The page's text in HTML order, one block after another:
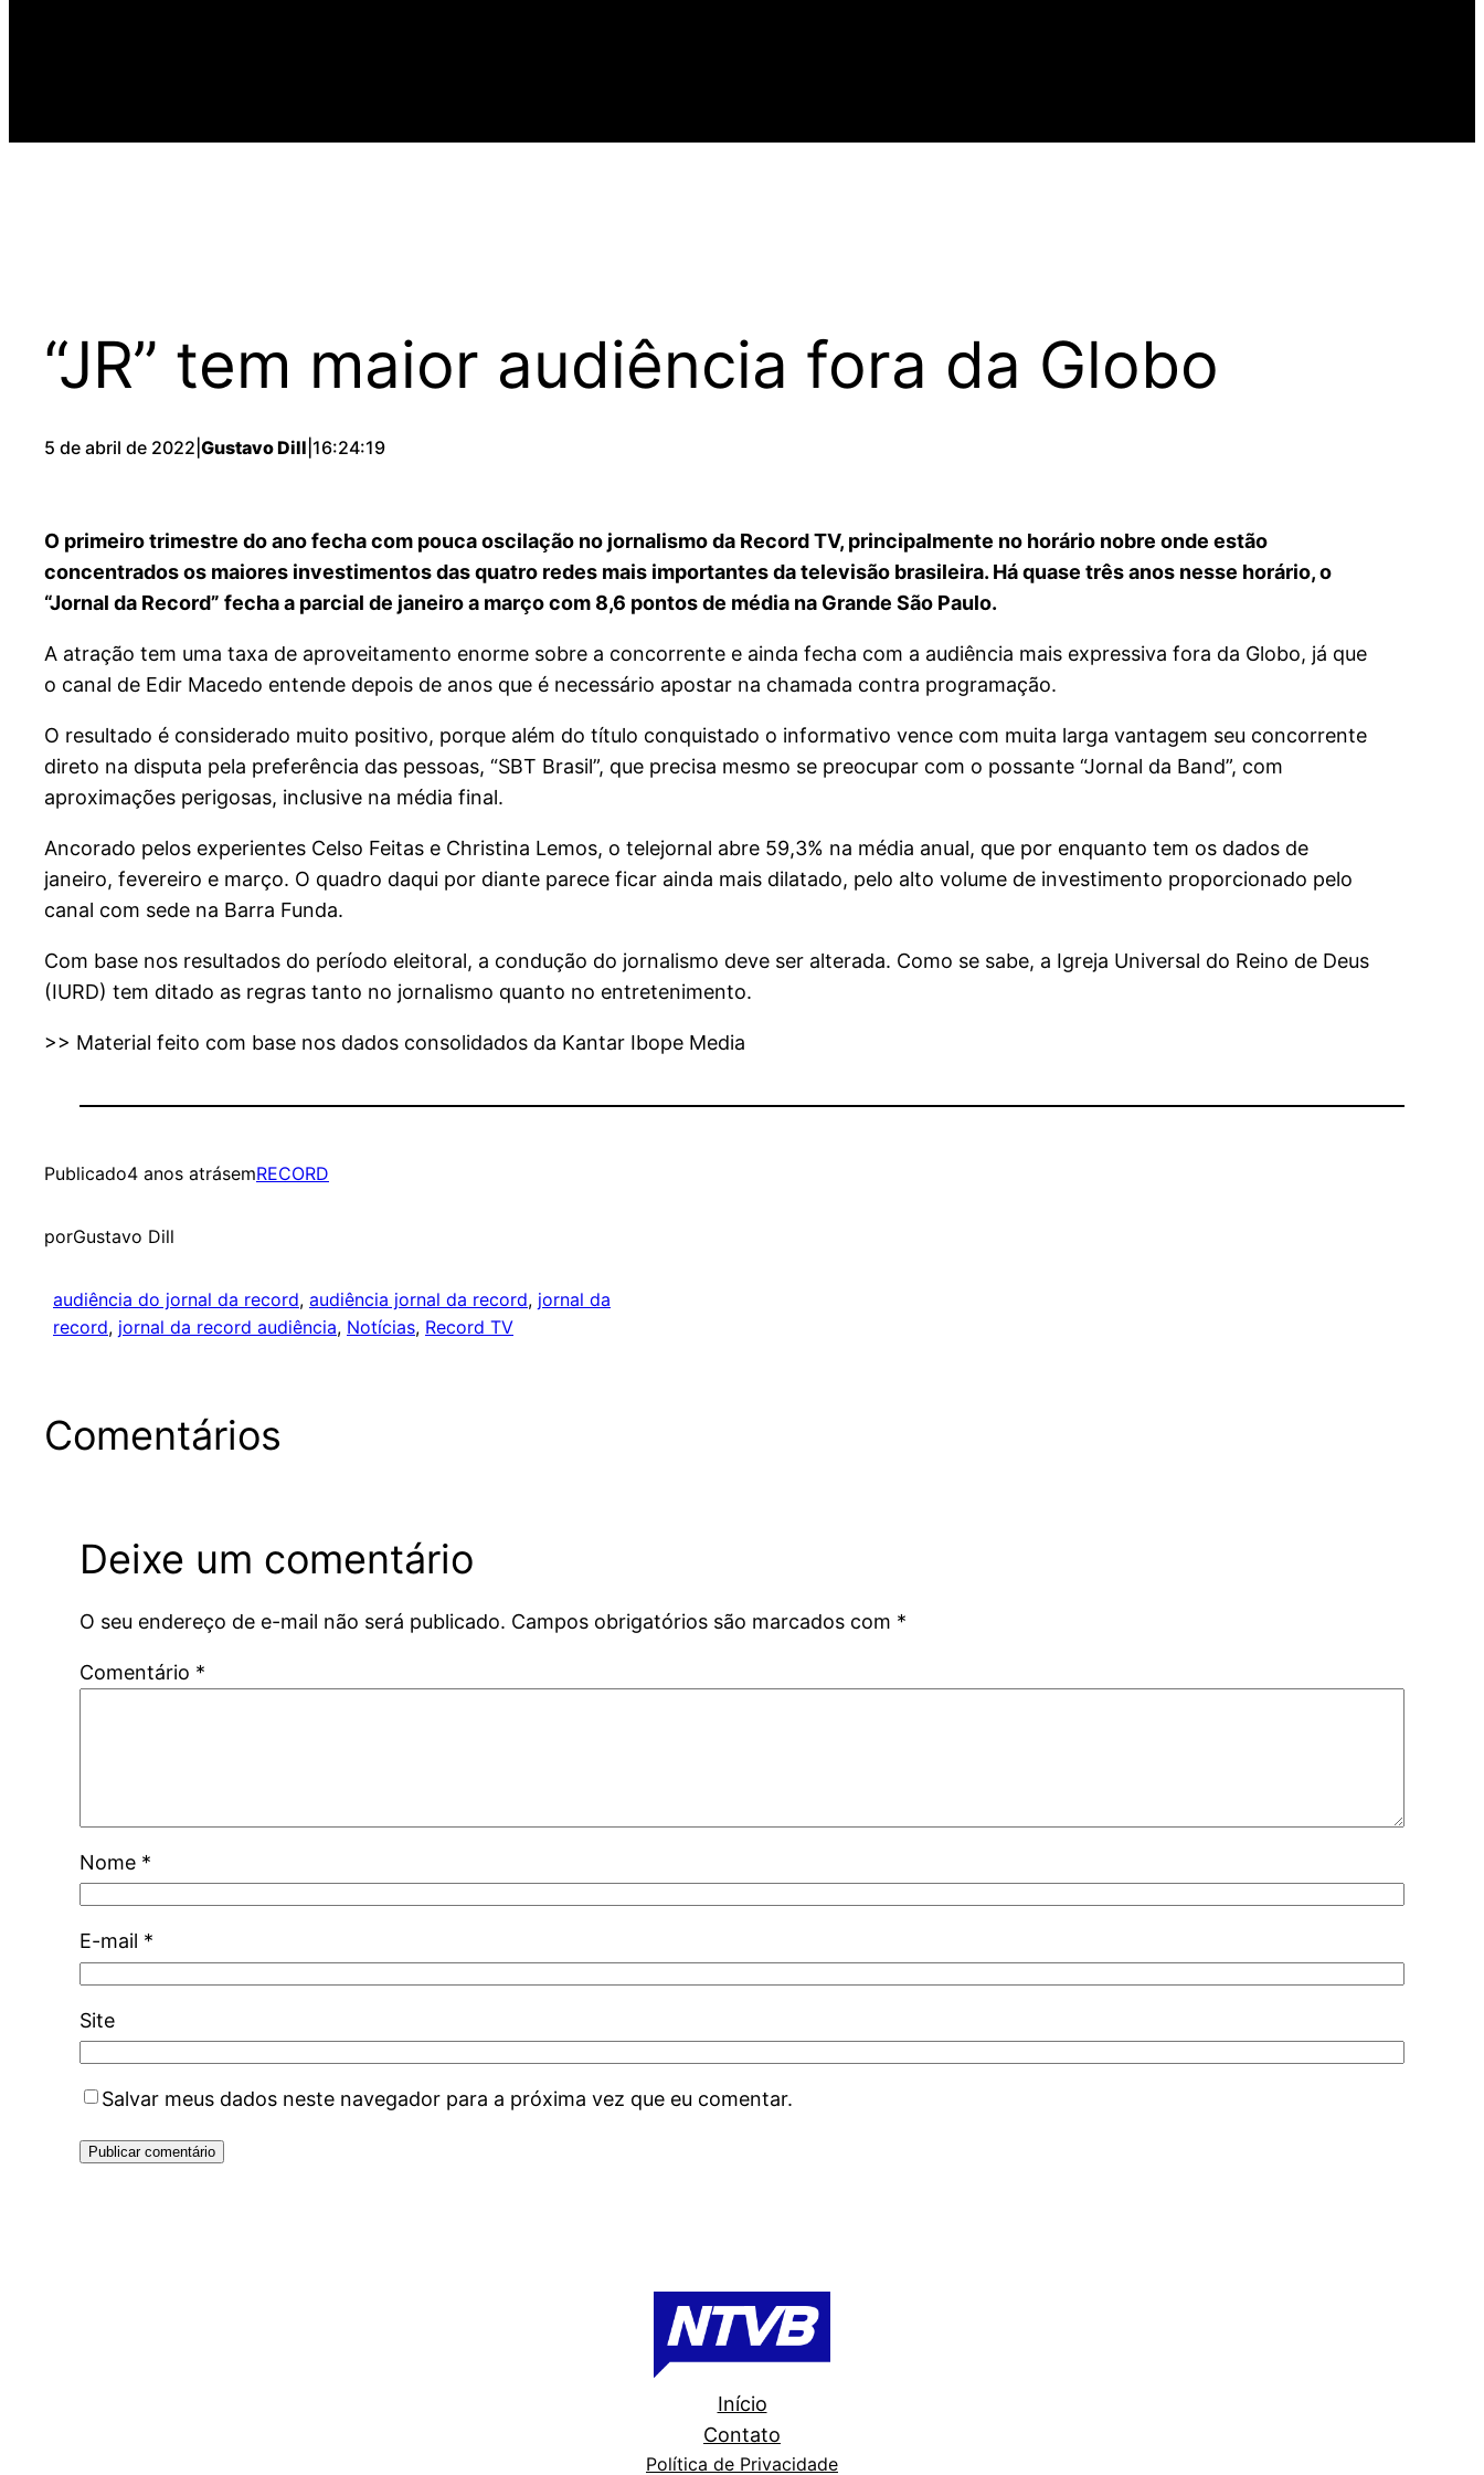
“JR” tem maior audiência fora da Globo
5 de abril de 2022 Gustavo Dill 16:24:19
O primeiro trimestre do ano fecha com pouca oscilação no jornalismo da Record TV, principalmente no horário nobre onde estão
concentrados os maiores investimentos das quatro redes mais importantes da televisão brasileira. Há quase três anos nesse horário, o
“Jornal da Record” fecha a parcial de janeiro a março com 8,6 pontos de média na Grande São Paulo.
A atração tem uma taxa de aproveitamento enorme sobre a concorrente e ainda fecha com a audiência mais expressiva fora da Globo, já que
o canal de Edir Macedo entende depois de anos que é necessário apostar na chamada contra programação.
O resultado é considerado muito positivo, porque além do título conquistado o informativo vence com muita larga vantagem seu concorrente
direto na disputa pela preferência das pessoas, “SBT Brasil”, que precisa mesmo se preocupar com o possante “Jornal da Band”, com
aproximações perigosas, inclusive na média final.
Ancorado pelos experientes Celso Feitas e Christina Lemos, o telejornal abre 59,3% na média anual, que por enquanto tem os dados de
janeiro, fevereiro e março. O quadro daqui por diante parece ficar ainda mais dilatado, pelo alto volume de investimento proporcionado pelo
canal com sede na Barra Funda.
Com base nos resultados do período eleitoral, a condução do jornalismo deve ser alterada. Como se sabe, a Igreja Universal do Reino de Deus
(IURD) tem ditado as regras tanto no jornalismo quanto no entretenimento.
>> Material feito com base nos dados consolidados da Kantar Ibope Media
Publicado4 anos atrásemRECORD
porGustavo Dill
audiência do jornal da record, audiência jornal da record, jornal da
record, jornal da record audiência, Notícias, Record TV
Comentários
Deixe um comentário
O seu endereço de e-mail não será publicado. Campos obrigatórios são marcados com *
Comentário *
Nome *
E-mail *
Site
Salvar meus dados neste navegador para a próxima vez que eu comentar.
Início
Contato
Política de Privacidade